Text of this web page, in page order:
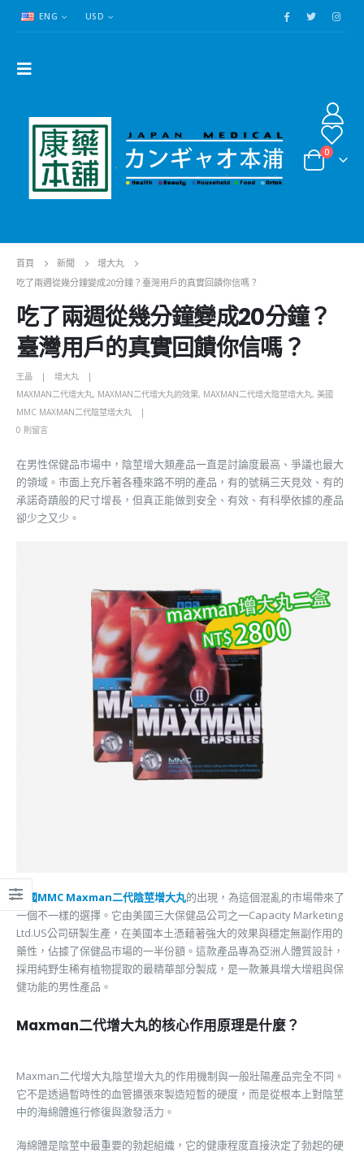
ENG USD
0
首頁 新聞
增大丸
吃了兩週從幾分鐘變成20分鐘？臺灣用戶的真實回饋你信嗎？
吃了兩週從幾分鐘變成20分鐘？
臺灣用戶的真實回饋你信嗎？
王晶
增大丸
MAXMAN二代增大丸, MAXMAN二代增大丸的效果, MAXMAN二代增大陰莖增大丸, 美國
MMC MAXMAN二代陰莖增大丸
0 則留言
在男性保健品市場中，陰莖增大類產品一直是討論度最高、爭議也最大
的領域。市面上充斥著各種來路不明的產品，有的號稱三天見效、有的
承諾奇蹟般的尺寸增長，但真正能做到安全、有效、有科學依據的產品
卻少之又少。
美國MMC Maxman二代陰莖增大丸的出現，為這個混亂的市場帶來了
一個不一樣的選擇。它由美國三大保健品公司之一Capacity Marketing
Ltd.US公司研製生產，在美國本土憑藉著強大的效果與穩定無副作用的
藥性，佔據了保健品市場的一半份額。這款產品專為亞洲人體質設計，
採用純野生稀有植物提取的最精華部分製成，是一款兼具增大增粗與保
健功能的男性產品。
Maxman二代增大丸的核心作用原理是什麼？
Maxman二代增大丸陰莖增大丸的作用機制與一般壯陽產品完全不同。
它不是透過暫時性的血管擴張來製造短暫的硬度，而是從根本上對陰莖
中的海綿體進行修復與激發活力。
海綿體是陰莖中最重要的勃起組織，它的健康程度直接決定了勃起的硬